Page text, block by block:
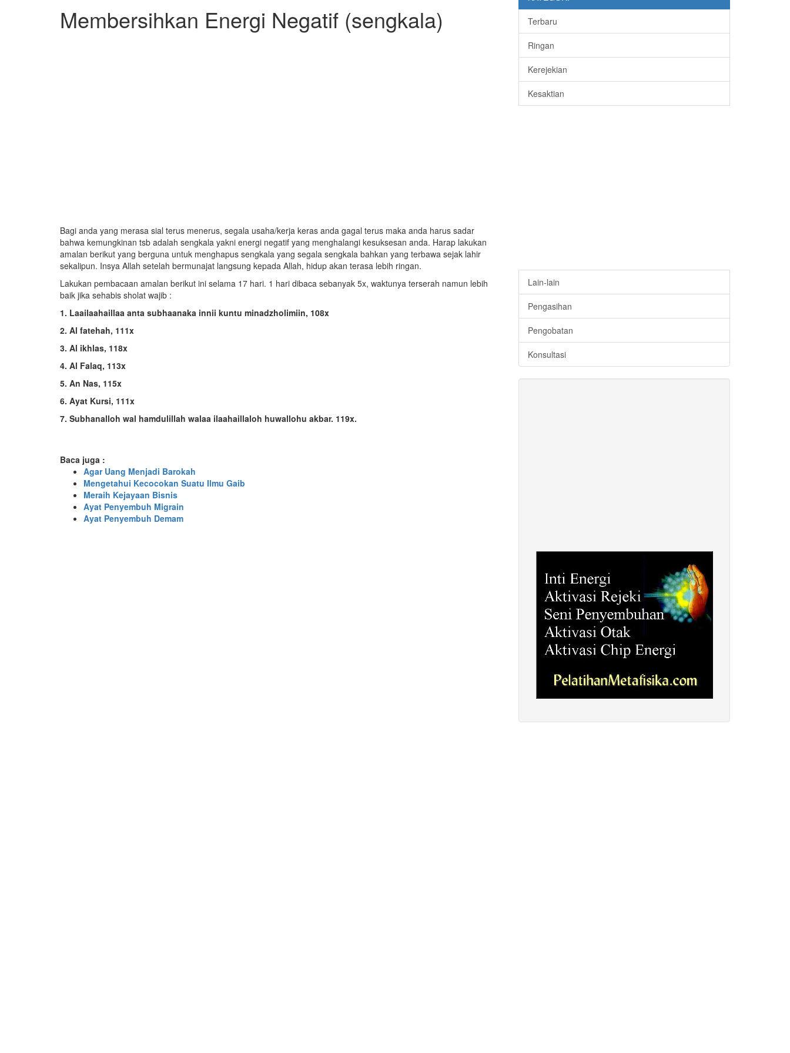
Membersihkan Energi Negatif (sengkala)
Bagi anda yang merasa sial terus menerus, segala usaha/kerja keras anda gagal terus maka anda harus sadar
bahwa kemungkinan tsb adalah sengkala yakni energi negatif yang menghalangi kesuksesan anda. Harap lakukan
amalan berikut yang berguna untuk menghapus sengkala yang segala sengkala bahkan yang terbawa sejak lahir
sekalipun. Insya Allah setelah bermunajat langsung kepada Allah, hidup akan terasa lebih ringan.
Lakukan pembacaan amalan berikut ini selama 17 hari. 1 hari dibaca sebanyak 5x, waktunya terserah namun lebih
baik jika sehabis sholat wajib :
1. Laailaahaillaa anta subhaanaka innii kuntu minadzholimiin, 108x
2. Al fatehah, 111x
3. Al ikhlas, 118x
4. Al Falaq, 113x
5. An Nas, 115x
6. Ayat Kursi, 111x
7. Subhanalloh wal hamdulillah walaa ilaahaillaloh huwallohu akbar. 119x.
Baca juga :
Agar Uang Menjadi Barokah
Mengetahui Kecocokan Suatu Ilmu Gaib
Meraih Kejayaan Bisnis
Ayat Penyembuh Migrain
Ayat Penyembuh Demam
Terbaru
Ringan
Kerejekian
Kesaktian
Lain-lain
Pengasihan
Pengobatan
Konsultasi